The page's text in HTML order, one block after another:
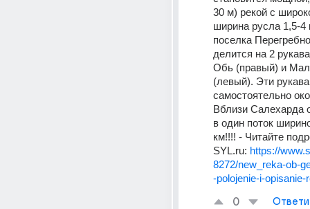
30 м) рекой с
ширина русла 1,5-4
поселка
делится на 2
Обь (правый) и
(левый). Эти рукава
самостоятельно
Вблизи Салехарда
в один поток
км!!!! - Читайте
SYL.ru: https://
8272/new_reka-ob-
-polojenie-i-opisanie-
0